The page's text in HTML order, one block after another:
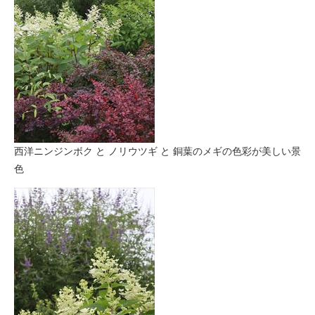
西洋ニンジンボク と ノリウツギ と 銅葉のメギの色彩が美しい景
色